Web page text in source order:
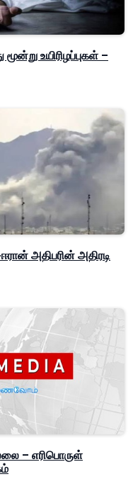
உயிரிழப்புகள் –
அதிபரின் அதிரடி
– எரிபொருள்